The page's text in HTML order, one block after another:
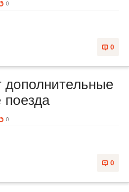
0
0
дополнительные
поезда
0
0